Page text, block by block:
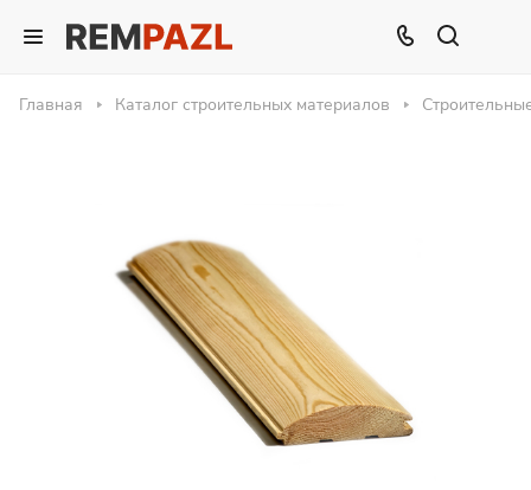
Главная Каталог строительных материалов